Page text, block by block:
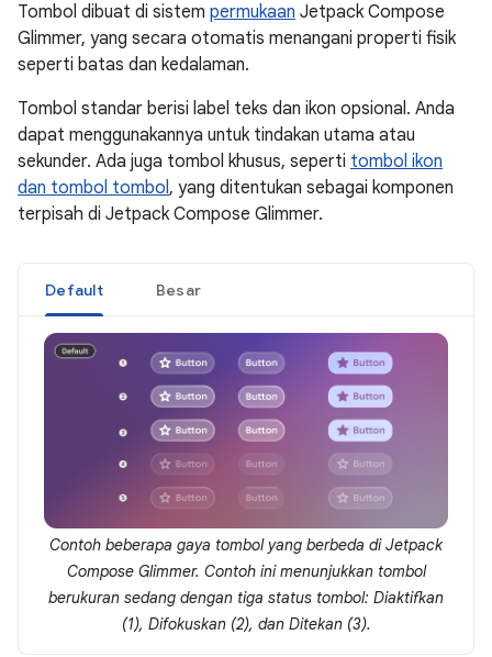
Tombol dibuat di sistem permukaan Jetpack Compose
Glimmer, yang secara otomatis menangani properti fisik
seperti batas dan kedalaman.
Tombol standar berisi label teks dan ikon opsional. Anda
dapat menggunakannya untuk tindakan utama atau
sekunder. Ada juga tombol khusus, seperti tombol ikon
dan tombol tombol, yang ditentukan sebagai komponen
terpisah di Jetpack Compose Glimmer.
Default Besar
Contoh beberapa gaya tombol yang berbeda di Jetpack
Compose Glimmer. Contoh ini menunjukkan tombol
berukuran sedang dengan tiga status tombol: Diaktifkan
(1), Difokuskan (2), dan Ditekan (3).